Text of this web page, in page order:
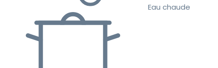
Eau chaude